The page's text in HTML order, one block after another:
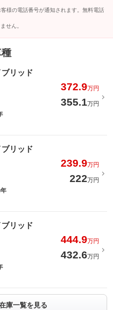
様の電話番号が通知されます。無料電話
せん。
リッド
372.9万円
355.1万円
リッド
239.9万円
222万円
リッド
444.9万円
432.6万円
庫一覧を見る